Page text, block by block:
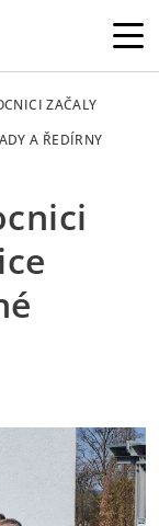
ZAČALY
A ŘEDÍRNY